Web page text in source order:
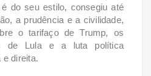
do seu estilo, consegiu até
a prudência e a civilidade,
o tarifaço de Trump, os
de Lula e a luta política
e direita.